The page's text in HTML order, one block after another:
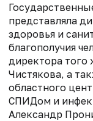
представляла
здоровья и
благополучия
директора того
Чистякова, а
областного
СПИДом и
Александр